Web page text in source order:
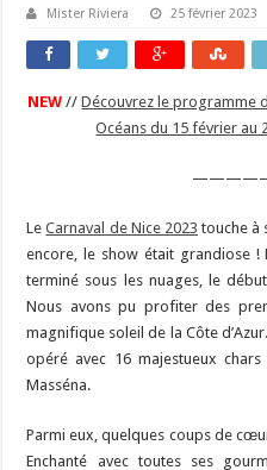
Mister Riviera 25 février 2023
NEW //Découvrez le programme
Océans du 15 février au
LeCarnaval de Nice 2023 touche à
encore, le show était grandiose !
terminé sous les nuages, le
Nous avons pu profiter des
magnifique soleil de la Côte
opéré avec 16 majestueux
Masséna.
Parmi eux, quelques coups de
Enchanté avec toutes ses